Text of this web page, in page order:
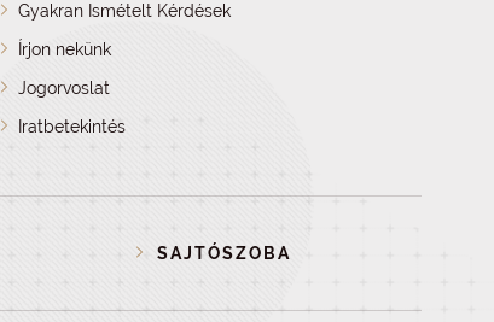
Gyakran Ismételt Kérdések
Írjon nekünk
Jogorvoslat
Iratbetekintés
SAJTÓSZOBA